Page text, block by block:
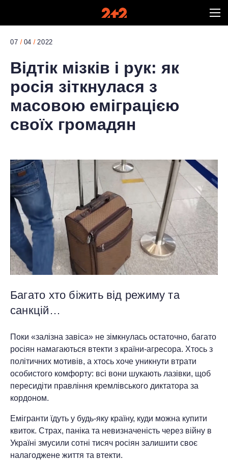
07 04 2022
Відтік мізків і рук: як
росія зіткнулася з
масовою еміграцією
своїх громадян
Багато хто біжить від режиму та
санкцій…
Поки «залізна завіса» не зімкнулась остаточно, багато
росіян намагаються втекти з країни-агресора. Хтось з
політичних мотивів, а хтось хоче уникнути втрати
особистого комфорту: всі вони шукають лазівки, щоб
пересидіти правління кремлівського диктатора за
кордоном.
Емігранти їдуть у будь-яку країну, куди можна купити
квиток. Страх, паніка та невизначеність через війну в
Україні змусили сотні тисяч росіян залишити своє
налагоджене життя та втекти.